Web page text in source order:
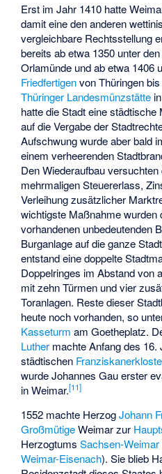
Erst im Jahr 1410 hatte
damit eine den anderen
vergleichbare Rechtsstellung
bereits ab etwa 1350 unter
Orlamünde und ab etwa 1406
Friedfertigenvon Thüringen
Thüringer Landesmünzstätte
hatte die Stadt eine städtische
auf die Vergabe der
Aufschwung wurde aber bald
einem verheerenden
Den Wiederaufbau
mehrmaligen Steuererlass,
Verleihung zusätzlicher
wichtigste Maßnahme wurden
vorhandenen unbedeutenden
Burganlage auf die ganze
entstand eine doppelte
Doppelringes im Abstand von
mit zehn Türmen und vier
Toranlagen. Reste dieser
heute noch vorhanden, so
Kasseturm am Goetheplatz.
Luther machte Anfang des
städtischen
wurde Johannes Gau erster
in Weimar.[11]
1552 machte HerzogJohann
GroßmütigeWeimar zur
HerzogtumsSachsen-Weimar
Weimar-Eisenach). Sie blieb